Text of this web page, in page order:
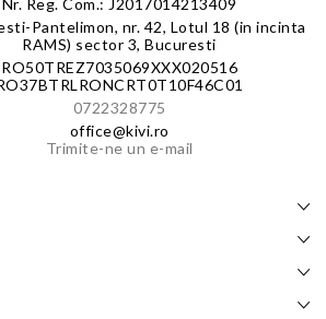
Nr. Reg. Com.: J2017014213409
Pantelimon, nr. 42, Lotul 18 (in incinta
RAMS) sector 3, Bucuresti
RO50TREZ7035069XXX020516
0722328775
office@kivi.ro
Trimite-ne un e-mail